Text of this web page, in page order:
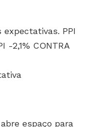
PPI
-2,1% CONTRA
espaço para